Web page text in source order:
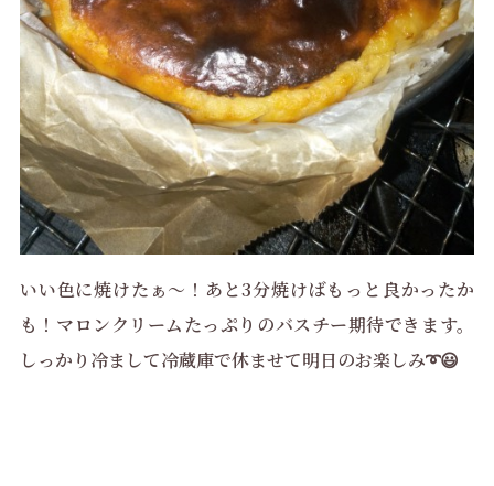
いい色に焼けたぁ～！あと3分焼けばもっと良かったか
も！マロンクリームたっぷりのバスチー期待できます。
しっかり冷まして冷蔵庫で休ませて明日のお楽しみ➰😃